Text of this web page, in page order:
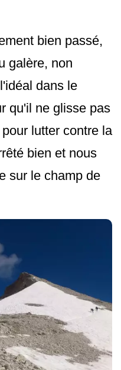
bien passé,
galère, non
dans le
qu'il ne glisse pas
lutter contre la
bien et nous
sur le champ de